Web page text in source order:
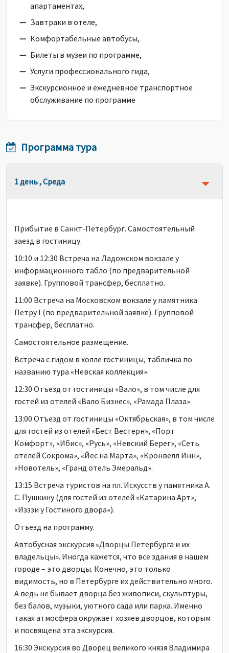
апартаментах,
Завтраки в отеле,
Комфортабельные автобусы,
Билеты в музеи по программе,
Услуги профессионального гида,
Экскурсионное и ежедневное транспортное
обслуживание по программе
Программа тура
1 день , Среда
Прибытие в Санкт-Петербург. Самостоятельный
заезд в гостиницу.
10:10 и 12:30 Встреча на Ладожском вокзале у
информационного табло (по предварительной
заявке). Групповой трансфер, бесплатно.
11:00 Встреча на Московском вокзале у памятника
Петру I (по предварительной заявке). Групповой
трансфер, бесплатно.
Самостоятельное размещение.
Встреча с гидом в холле гостиницы, табличка по
названию тура «Невская коллекция».
12:30 Отъезд от гостиницы «Вало», в том числе для
гостей из отелей «Вало Бизнес», «Рамада Плаза»
13:00 Отъезд от гостиницы «Октябрьская», в том числе
для гостей из отелей «Бест Вестерн», «Порт
Комфорт», «Ибис», «Русь», «Невский Берег», «Сеть
отелей Сокрома», «Йес на Марта», «Кронвелл Инн»,
«Новотель», «Гранд отель Эмеральд».
13:15 Встреча туристов на пл. Искусств у памятника А.
С. Пушкину (для гостей из отелей «Катарина Арт»,
«Изззи у Гостиного двора»).
Отъезд на программу.
Автобусная экскурсия «Дворцы Петербурга и их
владельцы». Иногда кажется, что все здания в нашем
городе – это дворцы. Конечно, это только
видимость, но в Петербурге их действительно много.
А ведь не бывает дворца без живописи, скульптуры,
без балов, музыки, уютного сада или парка. Именно
такая атмосфера окружает хозяев дворцов, которым
и посвящена эта экскурсия.
16:30 Экскурсия во Дворец великого князя Владимира